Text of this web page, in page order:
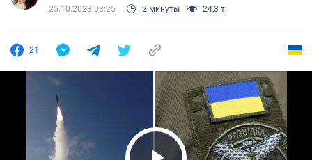
25.10.2023 03:25 2 минуты 24,3 т.
21